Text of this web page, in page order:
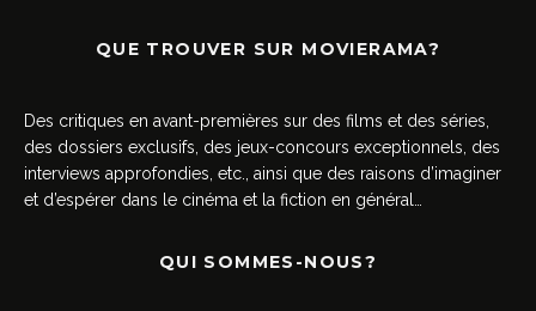
QUE TROUVER SUR MOVIERAMA?
Des critiques en avant-premières sur des films et des séries,
des dossiers exclusifs, des jeux-concours exceptionnels, des
interviews approfondies, etc., ainsi que des raisons d’imaginer
et d’espérer dans le cinéma et la fiction en général…
QUI SOMMES-NOUS?